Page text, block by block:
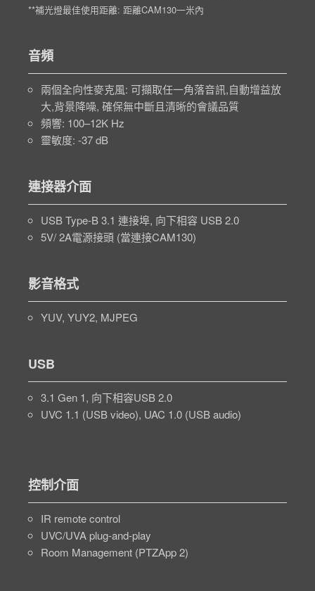
**補光燈最佳使用距離: 距離CAM130一米內
音頻
兩個全向性麥克風: 可擷取任一角落音訊,自動增益放
大,背景降噪, 確保無中斷且清晰的會議品質
頻響: 100–12K Hz
靈敏度: -37 dB
連接器介面
USB Type-B 3.1 連接埠, 向下相容 USB 2.0
5V/ 2A電源接頭 (當連接CAM130)
影音格式
YUV, YUY2, MJPEG
USB
3.1 Gen 1, 向下相容USB 2.0
UVC 1.1 (USB video), UAC 1.0 (USB audio)
控制介面
IR remote control
UVC/UVA plug-and-play
Room Management (PTZApp 2)